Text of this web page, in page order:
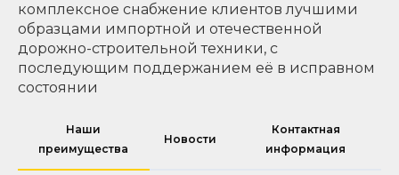
комплексное снабжение клиентов лучшими
образцами импортной и отечественной
дорожно-строительной техники, с
последующим поддержанием её в исправном
состоянии
Наши
преимущества
Новости
Контактная
информация